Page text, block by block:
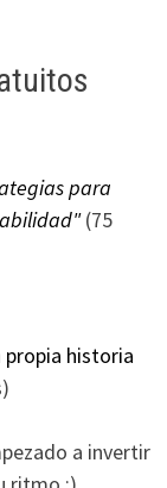
para
(75
propia historia
a invertir